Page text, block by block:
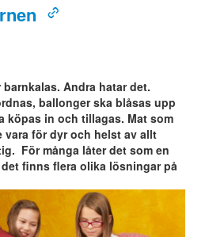
Andra hatar det.
ballonger ska blåsas upp
köpas in och tillagas. Mat som
vara för dyr och helst av allt
För många låter det som en
finns flera olika lösningar på